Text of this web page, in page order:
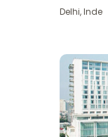
Delhi,Inde